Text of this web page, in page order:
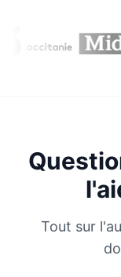
Tout sur